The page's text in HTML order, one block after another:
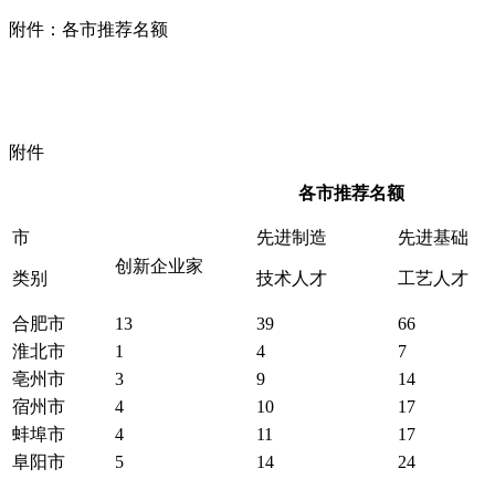
附件：各市推荐名额
附件
各市推荐名额
市
类别
创新企业家
先进制造
技术人才
先进基础
工艺人才
合肥市 13 39
66
淮北市
1 4
7
亳州市
3 9
14
宿州市
4 10
17
蚌埠市
4 11
17
阜阳市
5 14
24